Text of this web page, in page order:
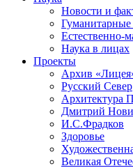
Новости и
Гуманитарные
Естественно-
Наука в лицах
Проекты
Архив
Русский Север
Архитектура
Дмитрий
И.С.Фрадков
Здоровье
Великая